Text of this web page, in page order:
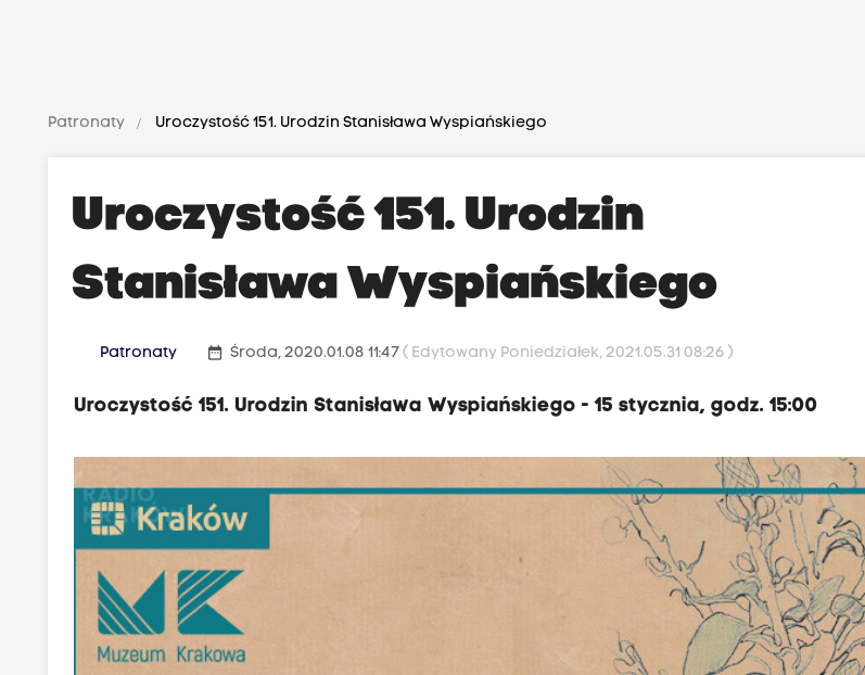
Patronaty Uroczystość 151. Urodzin Stanisława Wyspiańskiego
Uroczystość 151. Urodzin
Stanisława Wyspiańskiego
Patronaty date_range Środa, 2020.01.08 11:47( Edytowany Poniedziałek, 2021.05.31 08:26 )
Uroczystość 151. Urodzin Stanisława Wyspiańskiego - 15 stycznia, godz. 15:00